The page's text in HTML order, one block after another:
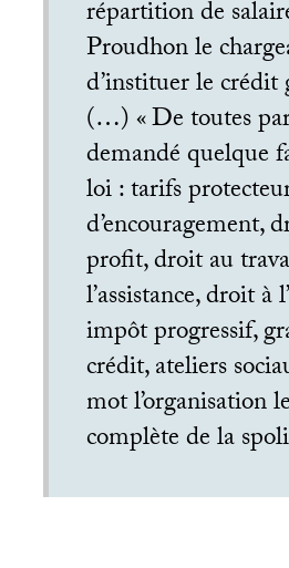
répartition de
Proudhon le
d’instituer le
(…) «De toutes
demandé quelque
loi : tarifs
d’encouragement,
profit, droit au
l’assistance, droit à
impôt progressif,
crédit, ateliers
mot l’organisation
complète de la